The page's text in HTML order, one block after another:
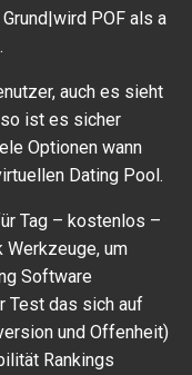
POF als a
auch es sieht
ist es sicher
Optionen wann
Dating Pool.
Tag – kostenlos –
Werkzeuge, um
Software
Test das sich auf
und Offenheit)
Rankings